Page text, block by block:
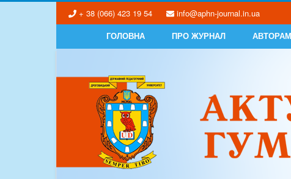
+ 38 (066) 423 19 54 info@aphn-journal.in.ua
ГОЛОВНА ПРО ЖУРНАЛ АВТОРАМ